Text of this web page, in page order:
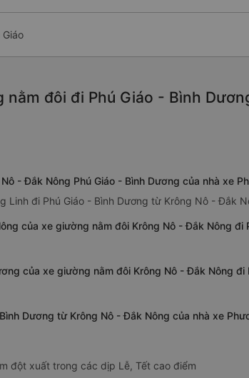
nằm đôi đi Phú Giáo - Bình
- Đắk Nông Phú Giáo - Bình Dương của nhà xe
Linh đi Phú Giáo - Bình Dương từ Krông Nô - Đắk
của xe giường nằm đôi Krông Nô - Đắk Nông đi
của xe giường nằm đôi Krông Nô - Đắk Nông đi
Dương từ Krông Nô - Đắk Nông của nhà xe
đột xuất trong các dịp Lễ, Tết cao điểm